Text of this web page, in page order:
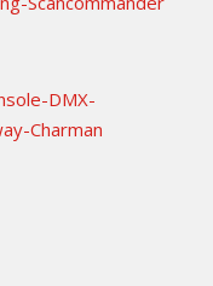
360,00€
156,00€